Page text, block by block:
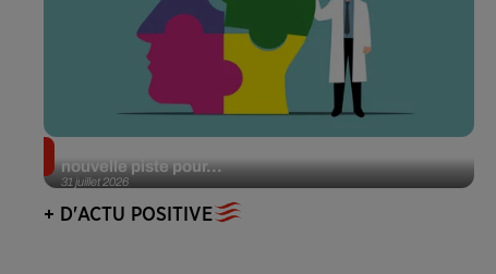
31 juillet 2026
nouvelle piste pour...
+ D'ACTU POSITIVE